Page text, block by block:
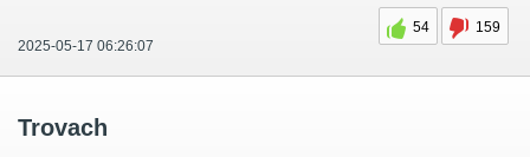
54
159
2025-05-17 06:26:07
Trovach